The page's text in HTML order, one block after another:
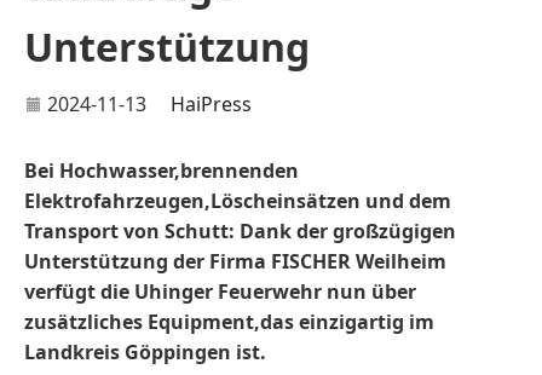
Unterstützung
2024-11-13 HaiPress
Bei Hochwasser,brennenden
Elektrofahrzeugen,Löscheinsätzen und dem
Transport von Schutt: Dank der großzügigen
Unterstützung der Firma FISCHER Weilheim
verfügt die Uhinger Feuerwehr nun über
zusätzliches Equipment,das einzigartig im
Landkreis Göppingen ist.